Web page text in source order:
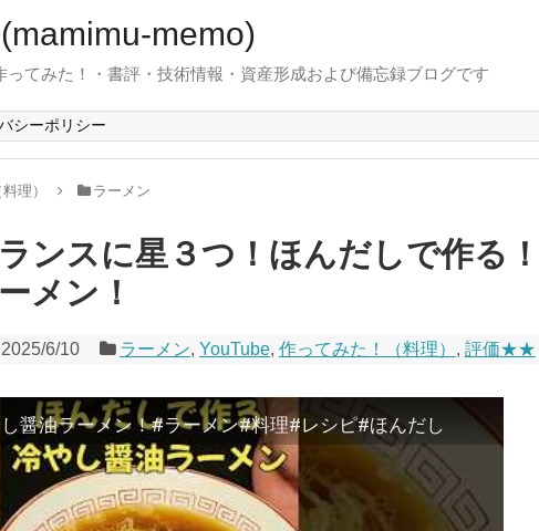
memo)
ってみた！・書評・技術情報・資産形成および備忘録ブログです
シーポリシー
理） ラーメン
ンスに星３つ！ほんだしで作る！
メン！
2025/6/10 ラーメン, YouTube, 作ってみた！（料理） , 評価★★
醤油ラーメン！#ラーメン#料理#レシピ#ほんだし